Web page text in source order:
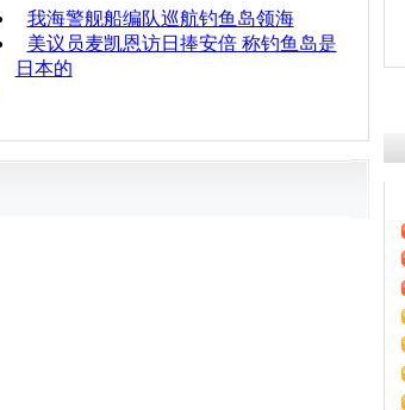
我海警舰船编队巡航钓鱼岛领海
美议员麦凯恩访日捧安倍 称钓鱼岛是
日本的